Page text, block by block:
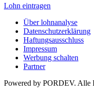
Lohn eintragen
Über lohnanalyse
Datenschutzerklärung
Haftungsausschluss
Impressum
Werbung schalten
Partner
Powered by PORDEV. Alle